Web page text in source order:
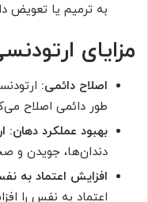
به ترمیم یا تعویض
مزایای
اصلاح دائمی:
طور دائمی اصلاح
بهبود عملکرد دهان:
دندان‌ها، جویدن و
افزایش اعتماد به
اعتماد به نفس را